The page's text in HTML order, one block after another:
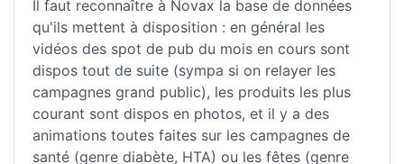
Il faut reconnaître à Novax la base de données
qu'ils mettent à disposition : en général les
vidéos des spot de pub du mois en cours sont
dispos tout de suite (sympa si on relayer les
campagnes grand public), les produits les plus
courant sont dispos en photos, et il y a des
animations toutes faites sur les campagnes de
santé (genre diabète, HTA) ou les fêtes (genre